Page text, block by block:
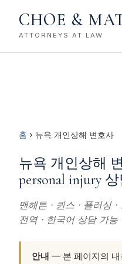
CHOE &
ATTORNEYS AT LAW
홈 › 뉴욕 개인상해 변호사
뉴욕 개인상해
personal injury
맨해튼 · 퀸스 · 플러싱
전역 · 한국어 상담 가능
안내 — 본 페이지의 내